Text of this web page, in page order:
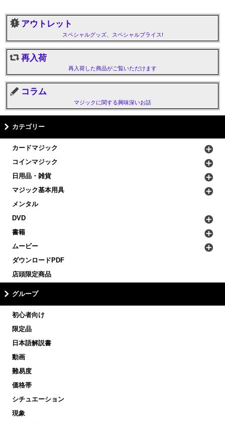
アウトレット
スペシャルグッズ、スペシャルプライス!
再入荷
再入荷した商品がご覧いただけます
コラム
マジックに関する興味深いお話
カテゴリー
カードマジック
コインマジック
日用品・雑貨
マジック基本用具
メンタル
DVD
書籍
ムービー
ダウンロードPDF
店頭限定商品
グループ
初心者向け
限定品
日本語解説書
動画
難易度
価格帯
シチュエーション
現象